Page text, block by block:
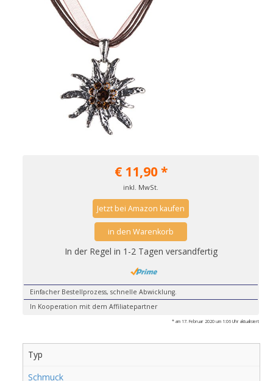
€11,90*
inkl. MwSt.
Jetzt bei Amazon kaufen
in den Warenkorb
In der Regel in 1-2 Tagen versandfertig
Einfacher Bestellprozess, schnelle Abwicklung.
In Kooperation mit dem Affiliatepartner
* am 17. Februar 2020 um 1:06 Uhr aktualisiert
Typ
Schmuck